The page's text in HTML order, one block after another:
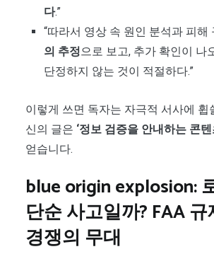
다.”
“따라서 영상 속 원인 분석과 피해
의 추정으로 보고, 추가 확인이 나
단정하지 않는 것이 적절하다.”
이렇게 쓰면 독자는 자극적 서사에 휩
신의 글은 ‘정보 검증을 안내하는 콘텐
얻습니다.
blue origin explosion:
단순 사고일까? FAA
경쟁의 무대